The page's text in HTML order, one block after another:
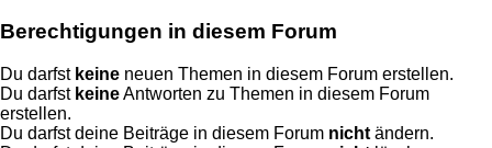
Berechtigungen in diesem Forum
Du darfst keine neuen Themen in diesem Forum erstellen.
Du darfst keineAntworten zu Themen in diesem Forum
erstellen.
Du darfst deine Beiträge in diesem Forum nicht ändern.